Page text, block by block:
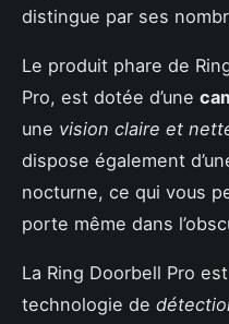
distingue par ses
Le produit phare de
Pro, est dotée d’une
une vision claire et
dispose également
nocturne, ce qui vous
porte même dans
La Ring Doorbell Pro
technologie de